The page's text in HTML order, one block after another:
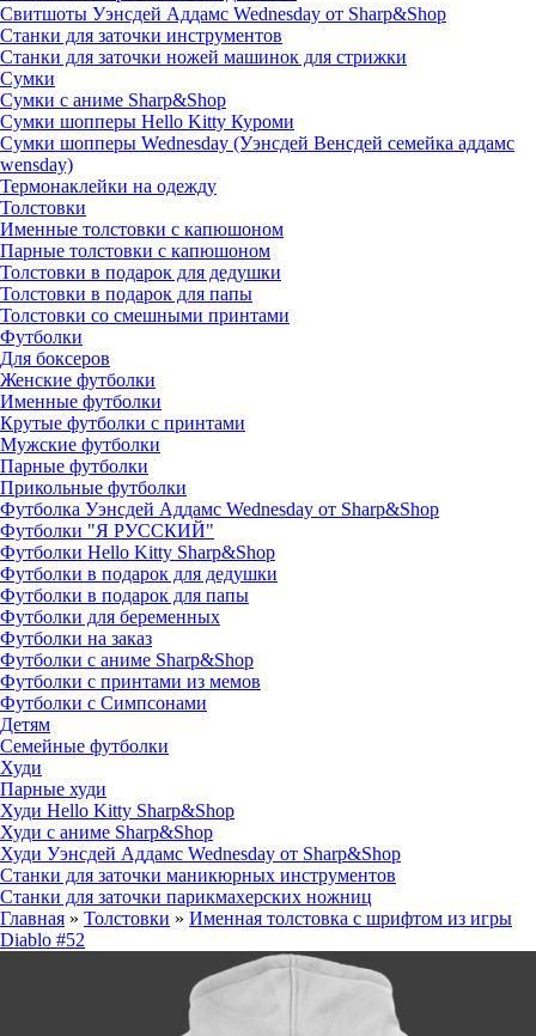
Свитшоты Уэнсдей Аддамс Wednesday от Sharp&Shop
Станки для заточки инструментов
Станки для заточки ножей машинок для стрижки
Сумки
Сумки с аниме Sharp&Shop
Сумки шопперы Hello Kitty Куроми
Сумки шопперы Wednesday (Уэнсдей Венсдей семейка аддамс
wensday)
Термонаклейки на одежду
Толстовки
Именные толстовки с капюшоном
Парные толстовки с капюшоном
Толстовки в подарок для дедушки
Толстовки в подарок для папы
Толстовки со смешными принтами
Футболки
Для боксеров
Женские футболки
Именные футболки
Крутые футболки с принтами
Мужские футболки
Парные футболки
Прикольные футболки
Футболка Уэнсдей Аддамс Wednesday от Sharp&Shop
Футболки "Я РУССКИЙ"
Футболки Hello Kitty Sharp&Shop
Футболки в подарок для дедушки
Футболки в подарок для папы
Футболки для беременных
Футболки на заказ
Футболки с аниме Sharp&Shop
Футболки с принтами из мемов
Футболки с Симпсонами
Детям
Семейные футболки
Худи
Парные худи
Худи Hello Kitty Sharp&Shop
Худи с аниме Sharp&Shop
Худи Уэнсдей Аддамс Wednesday от Sharp&Shop
Станки для заточки маникюрных инструментов
Станки для заточки парикмахерских ножниц
Главная » Толстовки » Именная толстовка с шрифтом из игры
Diablo #52